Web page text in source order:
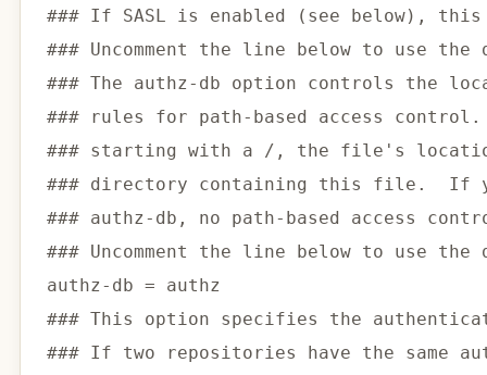
### If SASL is enabled (see below),
### Uncomment the line below to use
### The authz-db option controls the
### rules for path-based access
### starting with a /, the file's
### directory containing this file.  If
### authz-db, no path-based access
### Uncomment the line below to use
authz-db =
### This option specifies the
### If two repositories have the same